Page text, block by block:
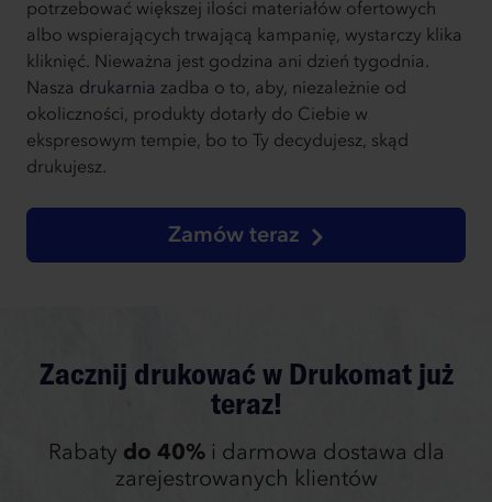
potrzebować większej ilości materiałów ofertowych
albo wspierających trwającą kampanię, wystarczy klika
kliknięć. Nieważna jest godzina ani dzień tygodnia.
Nasza drukarnia zadba o to, aby, niezależnie od
okoliczności, produkty dotarły do Ciebie w
ekspresowym tempie, bo to Ty decydujesz, skąd
drukujesz.
Zamów teraz
Zacznij drukować w Drukomat już
teraz!
Rabaty do 40%i darmowa dostawa dla
zarejestrowanych klientów